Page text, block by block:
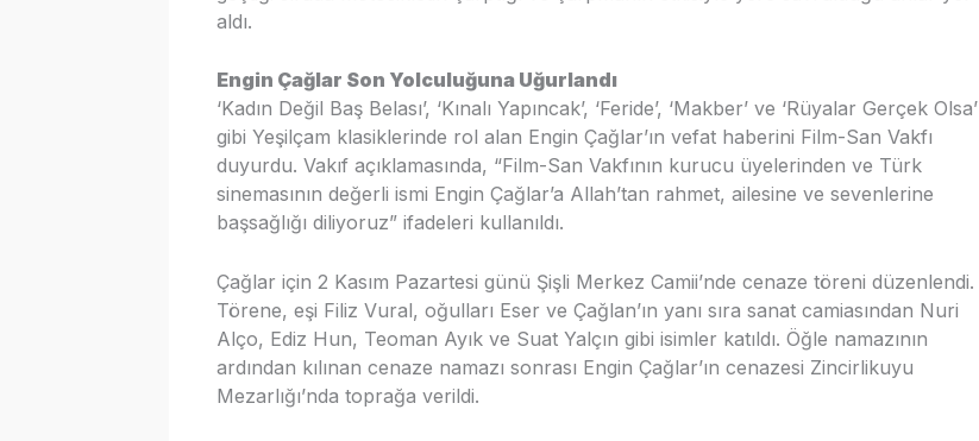
aldı.
Engin Çağlar Son Yolculuğuna Uğurlandı
‘Kadın Değil Baş Belası’, ‘Kınalı Yapıncak’, ‘Feride’, ‘Makber’ ve ‘Rüyalar Gerçek Olsa’
gibi Yeşilçam klasiklerinde rol alan Engin Çağlar’ın vefat haberini Film-San Vakfı
duyurdu. Vakıf açıklamasında, “Film-San Vakfının kurucu üyelerinden ve Türk
sinemasının değerli ismi Engin Çağlar’a Allah’tan rahmet, ailesine ve sevenlerine
başsağlığı diliyoruz” ifadeleri kullanıldı.
Çağlar için 2 Kasım Pazartesi günü Şişli Merkez Camii’nde cenaze töreni düzenlendi.
Törene, eşi Filiz Vural, oğulları Eser ve Çağlan’ın yanı sıra sanat camiasından Nuri
Alço, Ediz Hun, Teoman Ayık ve Suat Yalçın gibi isimler katıldı. Öğle namazının
ardından kılınan cenaze namazı sonrası Engin Çağlar’ın cenazesi Zincirlikuyu
Mezarlığı’nda toprağa verildi.